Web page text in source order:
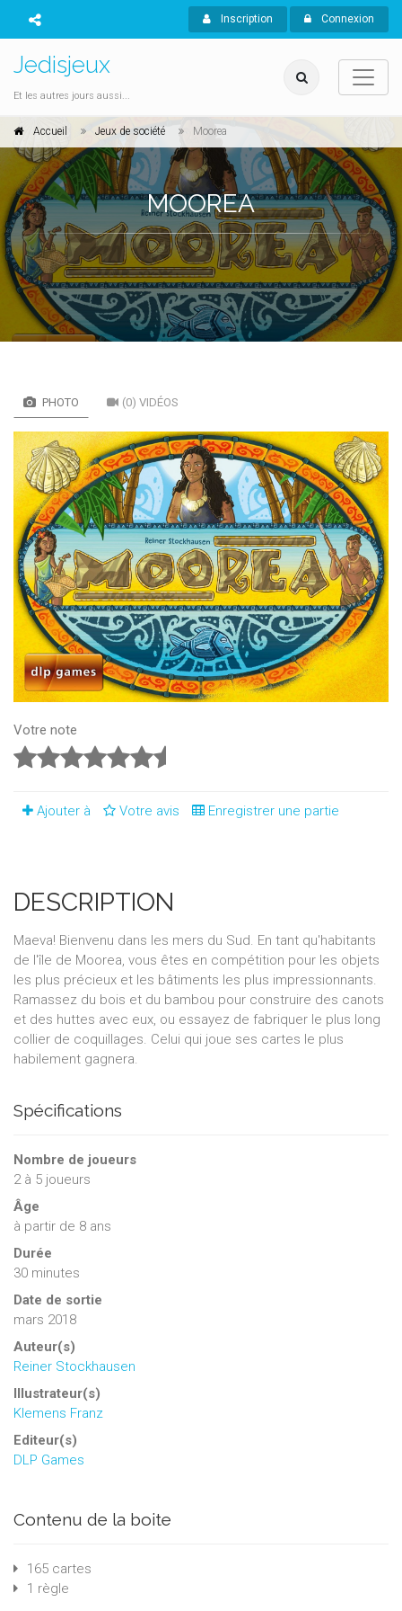
Inscription Connexion
Jedisjeux
Et les autres jours aussi...
Accueil Jeux de société Moorea
MOOREA
PHOTO (0) VIDÉOS
Votre note
Ajouter à Votre avis Enregistrer une partie
DESCRIPTION
Maeva! Bienvenu dans les mers du Sud. En tant qu'habitants
de l'île de Moorea, vous êtes en compétition pour les objets
les plus précieux et les bâtiments les plus impressionnants.
Ramassez du bois et du bambou pour construire des canots
et des huttes avec eux, ou essayez de fabriquer le plus long
collier de coquillages. Celui qui joue ses cartes le plus
habilement gagnera.
Spécifications
Nombre de joueurs
2à 5 joueurs
Âge
à partir de 8 ans
Durée
30 minutes
Date de sortie
mars 2018
Auteur(s)
Reiner Stockhausen
Illustrateur(s)
Klemens Franz
Editeur(s)
DLP Games
Contenu de la boite
165 cartes
1 règle